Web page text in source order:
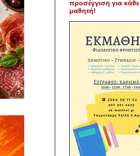
προσέγγιση για κάθε
μαθητή!